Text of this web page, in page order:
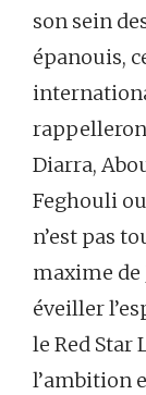
son sein
épanouis,
Diarra,
Feghouli
n’est pas
maxime de
éveiller
le Red Star
l’ambition